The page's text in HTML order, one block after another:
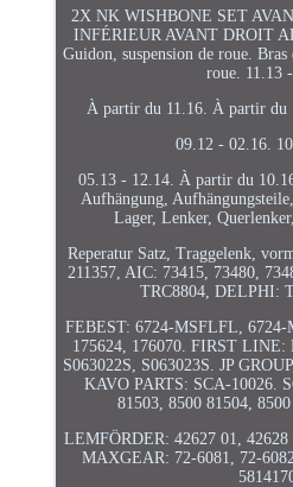
2X NK WISHBONE SET
INFÉRIEUR AVANT DROIT
Guidon, suspension de roue. Bras
roue. 11.13
À partir du 11.16. À partir du
09.12 - 02.16.
05.13 - 12.14. À partir du
Aufhängung,
Lager, Lenker,
Reperatur Satz, Traggelenk,
211357, AIC: 73415, 73480,
TRC8804, DELPHI:
FEBEST: 6724-MSFLFL,
175624, 176070. FIRST LINE:
S063022S, S063023S. JP
KAVO PARTS: SCA-10026.
81503, 8500 81504,
LEMFÖRDER: 42627 01, 42628
MAXGEAR: 72-6081, 72-